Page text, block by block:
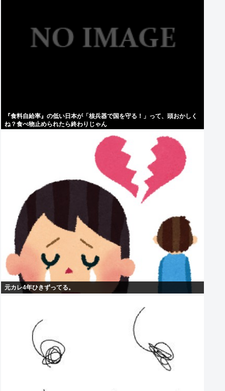
『食料自給率』の低い日本が「核兵器で国を守る！」って、頭おかしく
ね？食べ物止められたら終わりじゃん
元カレ4年ひきずってる。